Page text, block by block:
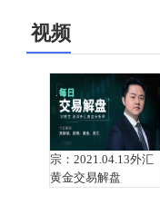
视频
宗：2021.04.13外汇
黄金交易解盘